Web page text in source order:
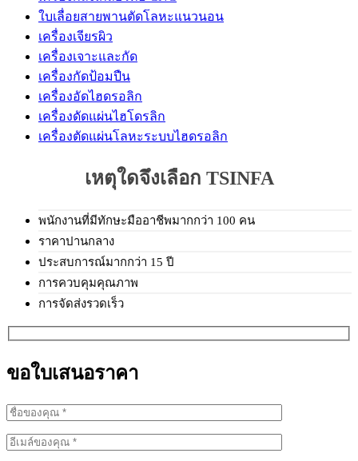
ใบเลื่อยสายพานตัดโลหะแนวนอน
เครื่องเจียรผิว
เครื่องเจาะและกัด
เครื่องกัดป้อมปืน
เครื่องอัดไฮดรอลิก
เครื่องดัดแผ่นไฮโดรลิก
เครื่องตัดแผ่นโลหะระบบไฮดรอลิก
เหตุใดจึงเลือก TSINFA
พนักงานที่มีทักษะมืออาชีพมากกว่า 100 คน
ราคาปานกลาง
ประสบการณ์มากกว่า 15 ปี
การควบคุมคุณภาพ
การจัดส่งรวดเร็ว
ขอใบเสนอราคา